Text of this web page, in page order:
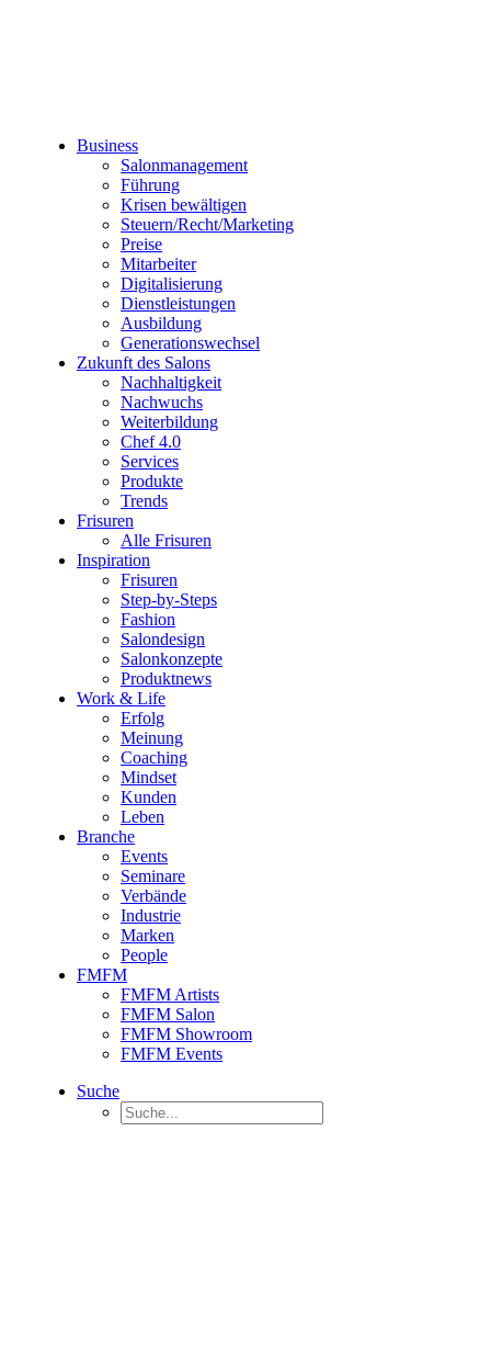
Business
Salonmanagement
Führung
Krisen bewältigen
Steuern/Recht/Marketing
Preise
Mitarbeiter
Digitalisierung
Dienstleistungen
Ausbildung
Generationswechsel
Zukunft des Salons
Nachhaltigkeit
Nachwuchs
Weiterbildung
Chef 4.0
Services
Produkte
Trends
Frisuren
Alle Frisuren
Inspiration
Frisuren
Step-by-Steps
Fashion
Salondesign
Salonkonzepte
Produktnews
Work & Life
Erfolg
Meinung
Coaching
Mindset
Kunden
Leben
Branche
Events
Seminare
Verbände
Industrie
Marken
People
FMFM
FMFM Artists
FMFM Salon
FMFM Showroom
FMFM Events
Suche